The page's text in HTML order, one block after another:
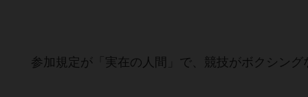
参加規定が「実在の人間」で、競技がボクシング